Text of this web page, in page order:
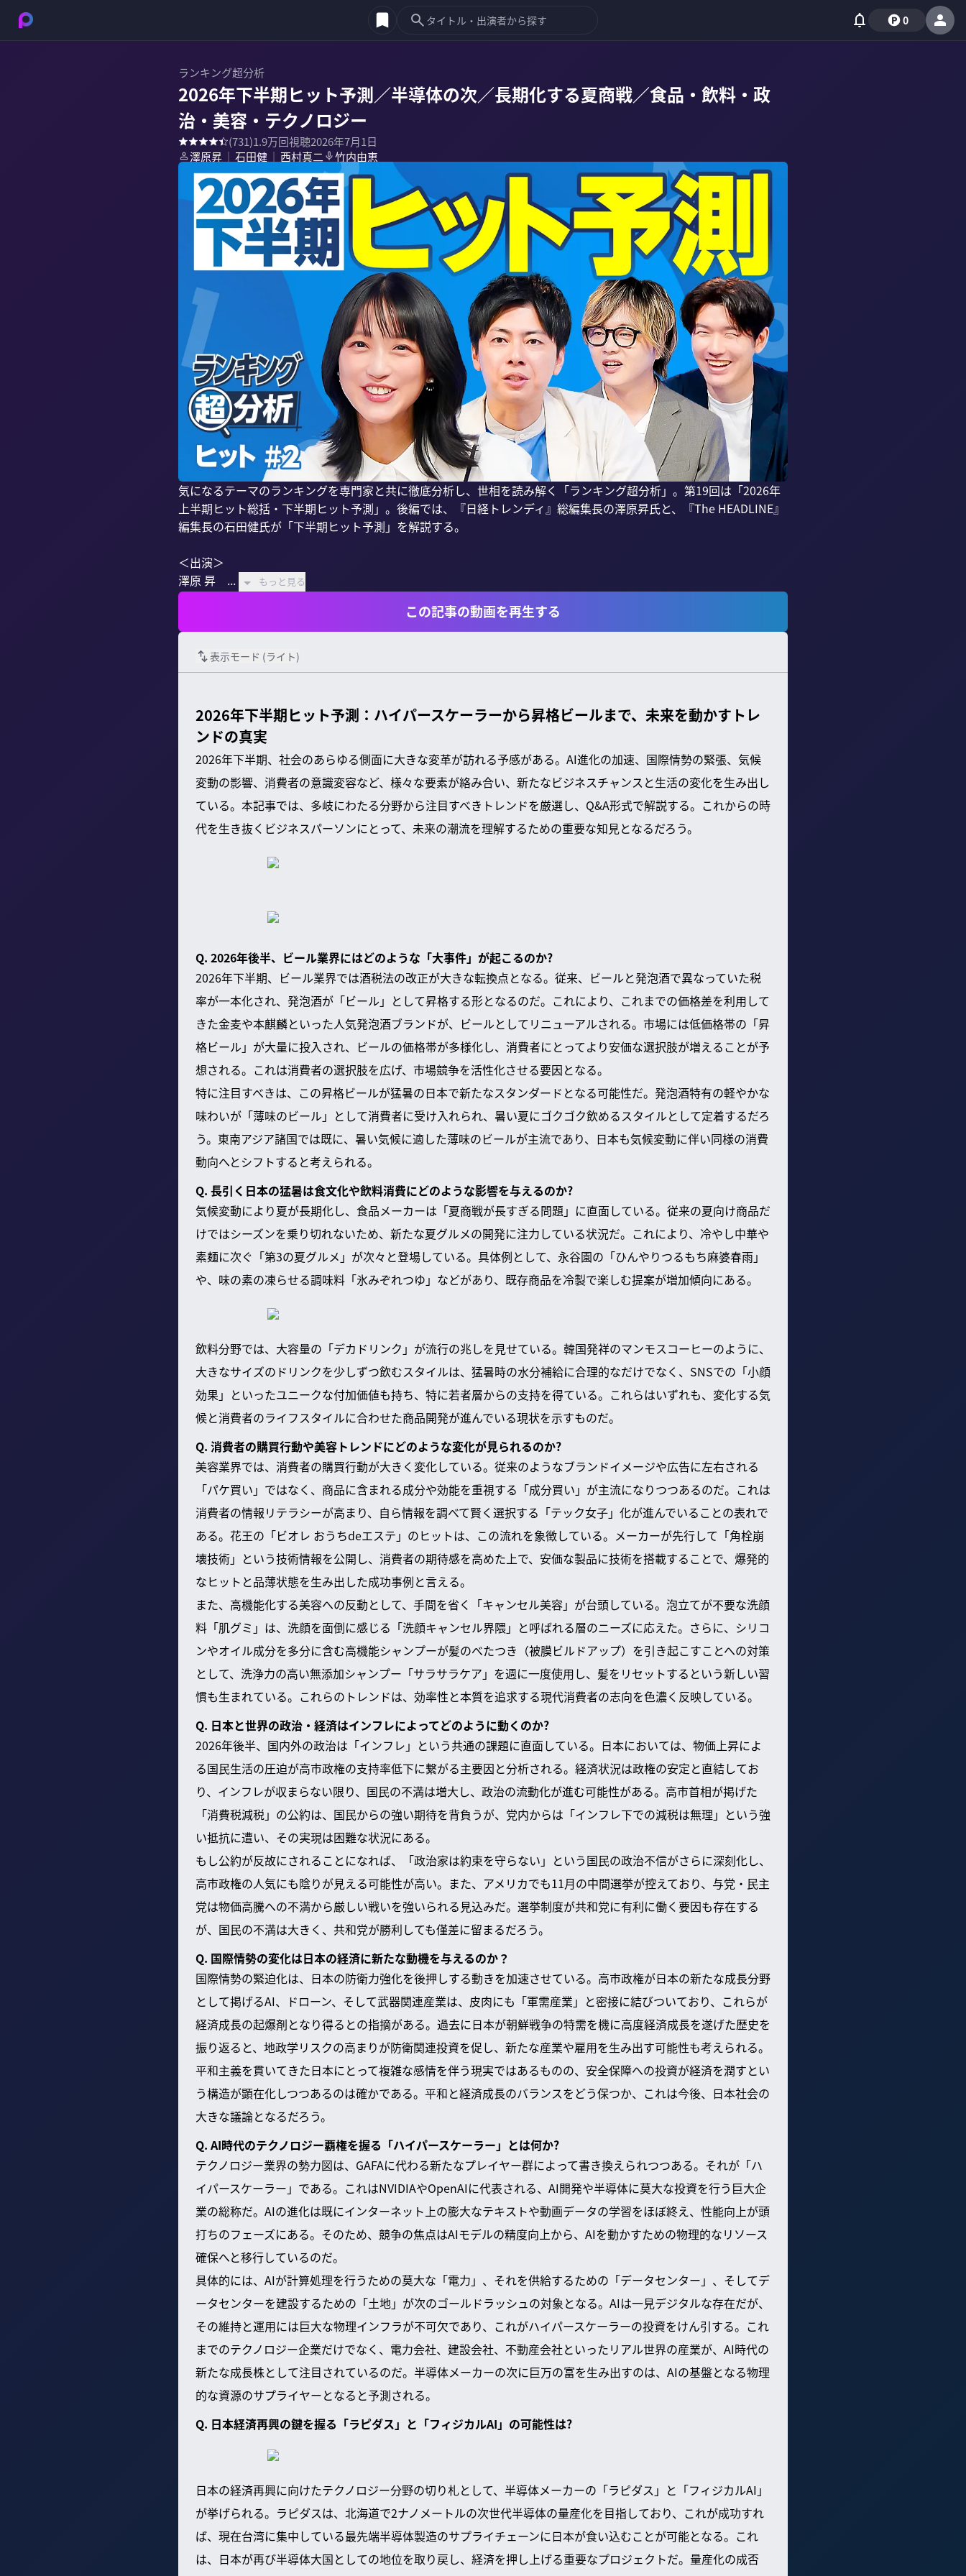
0
ランキング超分析
2026年下半期ヒット予測／半導体の次／長期化する夏商戦／食品・飲料・政
治・美容・テクノロジー
(731)1.9万回視聴2026年7月1日
澤原昇 ｜ 石田健 ｜ 西村真二 竹内由恵
気になるテーマのランキングを専門家と共に徹底分析し、世相を読み解く「ランキング超分析」。第19回は「2026年
上半期ヒット総括・下半期ヒット予測」。後編では、『日経トレンディ』総編集長の澤原昇氏と、『The HEADLINE』
編集長の石田健氏が「下半期ヒット予測」を解説する。
＜出演＞
澤原 昇　...
もっと見る
この記事の動画を再生する
表示モード (ライト)
2026年下半期ヒット予測：ハイパースケーラーから昇格ビールまで、未来を動かすトレ
ンドの真実
2026年下半期、社会のあらゆる側面に大きな変革が訪れる予感がある。AI進化の加速、国際情勢の緊張、気候
変動の影響、消費者の意識変容など、様々な要素が絡み合い、新たなビジネスチャンスと生活の変化を生み出し
ている。本記事では、多岐にわたる分野から注目すべきトレンドを厳選し、Q&A形式で解説する。これからの時
代を生き抜くビジネスパーソンにとって、未来の潮流を理解するための重要な知見となるだろう。
Q. 2026年後半、ビール業界にはどのような「大事件」が起こるのか?
2026年下半期、ビール業界では酒税法の改正が大きな転換点となる。従来、ビールと発泡酒で異なっていた税
率が一本化され、発泡酒が「ビール」として昇格する形となるのだ。これにより、これまでの価格差を利用して
きた金麦や本麒麟といった人気発泡酒ブランドが、ビールとしてリニューアルされる。市場には低価格帯の「昇
格ビール」が大量に投入され、ビールの価格帯が多様化し、消費者にとってより安価な選択肢が増えることが予
想される。これは消費者の選択肢を広げ、市場競争を活性化させる要因となる。
特に注目すべきは、この昇格ビールが猛暑の日本で新たなスタンダードとなる可能性だ。発泡酒特有の軽やかな
味わいが「薄味のビール」として消費者に受け入れられ、暑い夏にゴクゴク飲めるスタイルとして定着するだろ
う。東南アジア諸国では既に、暑い気候に適した薄味のビールが主流であり、日本も気候変動に伴い同様の消費
動向へとシフトすると考えられる。
Q. 長引く日本の猛暑は食文化や飲料消費にどのような影響を与えるのか?
気候変動により夏が長期化し、食品メーカーは「夏商戦が長すぎる問題」に直面している。従来の夏向け商品だ
けではシーズンを乗り切れないため、新たな夏グルメの開発に注力している状況だ。これにより、冷やし中華や
素麺に次ぐ「第3の夏グルメ」が次々と登場している。具体例として、永谷園の「ひんやりつるもち麻婆春雨」
や、味の素の凍らせる調味料「氷みぞれつゆ」などがあり、既存商品を冷製で楽しむ提案が増加傾向にある。
飲料分野では、大容量の「デカドリンク」が流行の兆しを見せている。韓国発祥のマンモスコーヒーのように、
大きなサイズのドリンクを少しずつ飲むスタイルは、猛暑時の水分補給に合理的なだけでなく、SNSでの「小顔
効果」といったユニークな付加価値も持ち、特に若者層からの支持を得ている。これらはいずれも、変化する気
候と消費者のライフスタイルに合わせた商品開発が進んでいる現状を示すものだ。
Q. 消費者の購買行動や美容トレンドにどのような変化が見られるのか?
美容業界では、消費者の購買行動が大きく変化している。従来のようなブランドイメージや広告に左右される
「パケ買い」ではなく、商品に含まれる成分や効能を重視する「成分買い」が主流になりつつあるのだ。これは
消費者の情報リテラシーが高まり、自ら情報を調べて賢く選択する「テック女子」化が進んでいることの表れで
ある。花王の「ビオレ おうちdeエステ」のヒットは、この流れを象徴している。メーカーが先行して「角栓崩
壊技術」という技術情報を公開し、消費者の期待感を高めた上で、安価な製品に技術を搭載することで、爆発的
なヒットと品薄状態を生み出した成功事例と言える。
また、高機能化する美容への反動として、手間を省く「キャンセル美容」が台頭している。泡立てが不要な洗顔
料「肌グミ」は、洗顔を面倒に感じる「洗顔キャンセル界隈」と呼ばれる層のニーズに応えた。さらに、シリコ
ンやオイル成分を多分に含む高機能シャンプーが髪のべたつき（被膜ビルドアップ）を引き起こすことへの対策
として、洗浄力の高い無添加シャンプー「サラサラケア」を週に一度使用し、髪をリセットするという新しい習
慣も生まれている。これらのトレンドは、効率性と本質を追求する現代消費者の志向を色濃く反映している。
Q. 日本と世界の政治・経済はインフレによってどのように動くのか?
2026年後半、国内外の政治は「インフレ」という共通の課題に直面している。日本においては、物価上昇によ
る国民生活の圧迫が高市政権の支持率低下に繋がる主要因と分析される。経済状況は政権の安定と直結してお
り、インフレが収まらない限り、国民の不満は増大し、政治の流動化が進む可能性がある。高市首相が掲げた
「消費税減税」の公約は、国民からの強い期待を背負うが、党内からは「インフレ下での減税は無理」という強
い抵抗に遭い、その実現は困難な状況にある。
もし公約が反故にされることになれば、「政治家は約束を守らない」という国民の政治不信がさらに深刻化し、
高市政権の人気にも陰りが見える可能性が高い。また、アメリカでも11月の中間選挙が控えており、与党・民主
党は物価高騰への不満から厳しい戦いを強いられる見込みだ。選挙制度が共和党に有利に働く要因も存在する
が、国民の不満は大きく、共和党が勝利しても僅差に留まるだろう。
Q. 国際情勢の変化は日本の経済に新たな動機を与えるのか？
国際情勢の緊迫化は、日本の防衛力強化を後押しする動きを加速させている。高市政権が日本の新たな成長分野
として掲げるAI、ドローン、そして武器関連産業は、皮肉にも「軍需産業」と密接に結びついており、これらが
経済成長の起爆剤となり得るとの指摘がある。過去に日本が朝鮮戦争の特需を機に高度経済成長を遂げた歴史を
振り返ると、地政学リスクの高まりが防衛関連投資を促し、新たな産業や雇用を生み出す可能性も考えられる。
平和主義を貫いてきた日本にとって複雑な感情を伴う現実ではあるものの、安全保障への投資が経済を潤すとい
う構造が顕在化しつつあるのは確かである。平和と経済成長のバランスをどう保つか、これは今後、日本社会の
大きな議論となるだろう。
Q. AI時代のテクノロジー覇権を握る「ハイパースケーラー」とは何か?
テクノロジー業界の勢力図は、GAFAに代わる新たなプレイヤー群によって書き換えられつつある。それが「ハ
イパースケーラー」である。これはNVIDIAやOpenAIに代表される、AI開発や半導体に莫大な投資を行う巨大企
業の総称だ。AIの進化は既にインターネット上の膨大なテキストや動画データの学習をほぼ終え、性能向上が頭
打ちのフェーズにある。そのため、競争の焦点はAIモデルの精度向上から、AIを動かすための物理的なリソース
確保へと移行しているのだ。
具体的には、AIが計算処理を行うための莫大な「電力」、それを供給するための「データセンター」、そしてデ
ータセンターを建設するための「土地」が次のゴールドラッシュの対象となる。AIは一見デジタルな存在だが、
その維持と運用には巨大な物理インフラが不可欠であり、これがハイパースケーラーの投資をけん引する。これ
までのテクノロジー企業だけでなく、電力会社、建設会社、不動産会社といったリアル世界の産業が、AI時代の
新たな成長株として注目されているのだ。半導体メーカーの次に巨万の富を生み出すのは、AIの基盤となる物理
的な資源のサプライヤーとなると予測される。
Q. 日本経済再興の鍵を握る「ラピダス」と「フィジカルAI」の可能性は?
日本の経済再興に向けたテクノロジー分野の切り札として、半導体メーカーの「ラピダス」と「フィジカルAI」
が挙げられる。ラピダスは、北海道で2ナノメートルの次世代半導体の量産化を目指しており、これが成功すれ
ば、現在台湾に集中している最先端半導体製造のサプライチェーンに日本が食い込むことが可能となる。これ
は、日本が再び半導体大国としての地位を取り戻し、経済を押し上げる重要なプロジェクトだ。量産化の成否